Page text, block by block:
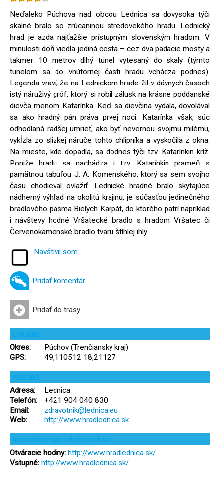
Neďaleko Púchova nad obcou Lednica sa dovysoka týči
skalné bralo so zrúcaninou stredovekého hradu. Lednický
hrad je azda najťažšie prístupným slovenským hradom. V
minulosti doň viedla jediná cesta – cez dva padacie mosty a
takmer 10 metrov dlhý tunel vytesaný do skaly (týmto
tunelom sa do vnútornej časti hradu vchádza podnes).
Legenda vraví, že na Lednickom hrade žil v dávnych časoch
istý náruživý gróf, ktorý si robil zálusk na krásne poddanské
dievča menom Katarínka. Keď sa dievčina vydala, dovolával
sa ako hradný pán práva prvej noci. Katarínka však, súc
odhodlaná radšej umrieť, ako byť nevernou svojmu milému,
vykĺzla zo slizkej náruče tohto chlipníka a vyskočila z okna.
Na mieste, kde dopadla, sa dodnes týči tzv. Katarínkin kríž.
Poniže hradu sa nachádza i tzv. Katarínkin prameň s
pamätnou tabuľou J. A. Komenského, ktorý sa sem svojho
času chodieval ovlažiť. Lednické hradné bralo skytajúce
nádherný výhľad na okolitú krajinu, je súčasťou jedinečného
bradlového pásma Bielych Karpát, do ktorého patrí napríklad
i návštevy hodné Vršatecké bradlo s hradom Vršatec či
Červenokamenské bradlo tvaru štíhlej ihly.
Navštívil som
Pridať komentár
Pridať do trasy
Lokalita
Okres:
Púchov (Trenčiansky kraj)
GPS:
49,110512 18,21127
Kontakt
Adresa:
Lednica
Telefón:
+421 904 040 830
Email:
zdravotnik@lednica.eu
Web:
http://www.hradlednica.sk
Informácie pre návštevníkov
Otváracie hodiny: http://www.hradlednica.sk/
Vstupné: http://www.hradlednica.sk/